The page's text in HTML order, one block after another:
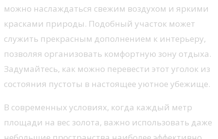
можно наслаждаться свежим воздухом и яркими
красками природы. Подобный участок может
служить прекрасным дополнением к интерьеру,
позволяя организовать комфортную зону отдыха.
Задумайтесь, как можно перевести этот уголок из
состояния пустоты в настоящее уютное убежище.
В современных условиях, когда каждый метр
площади на вес золота, важно использовать даже